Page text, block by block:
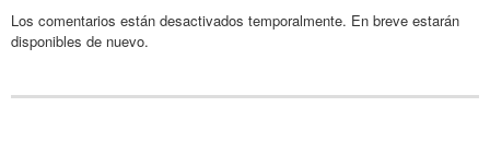
Los comentarios están desactivados temporalmente. En breve estarán
disponibles de nuevo.